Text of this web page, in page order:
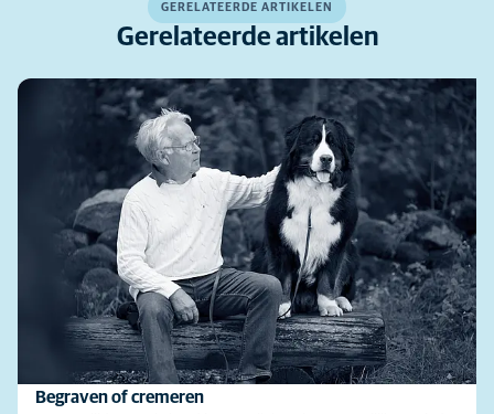
GERELATEERDE ARTIKELEN
Gerelateerde artikelen
Begraven of cremeren